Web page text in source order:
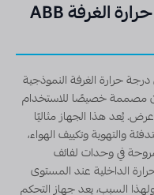
فهم جهاز التحكم في درجة حرارة الغرفة ABB
حرارة الغرفة النموذجية
مصممة خصيصًا للاستخدام
يُعد هذا الجهاز مثاليًا
والتهوية وتكييف الهواء،
في وحدات لفائف
الداخلية عند المستوى
السبب، يعد جهاز التحكم